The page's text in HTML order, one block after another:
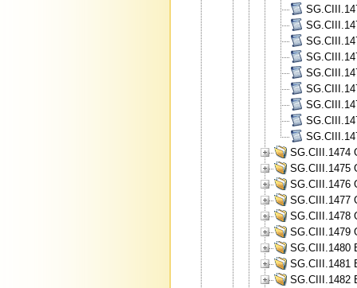
SG.CIII.1474
SG.CIII.1475
SG.CIII.1476
SG.CIII.1477
SG.CIII.1478
SG.CIII.1479
SG.CIII.1480
SG.CIII.1481
SG.CIII.1482